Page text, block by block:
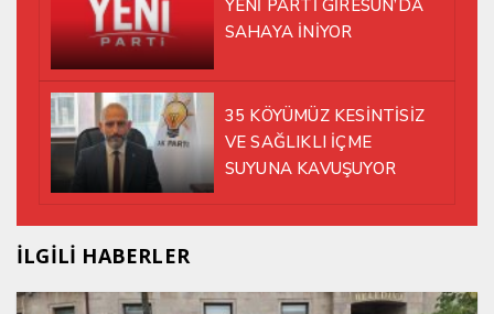
YENİ PARTİ GİRESUN’DA
SAHAYA İNİYOR
35 KÖYÜMÜZ KESİNTİSİZ
VE SAĞLIKLI İÇME
SUYUNA KAVUŞUYOR
İLGİLİ HABERLER